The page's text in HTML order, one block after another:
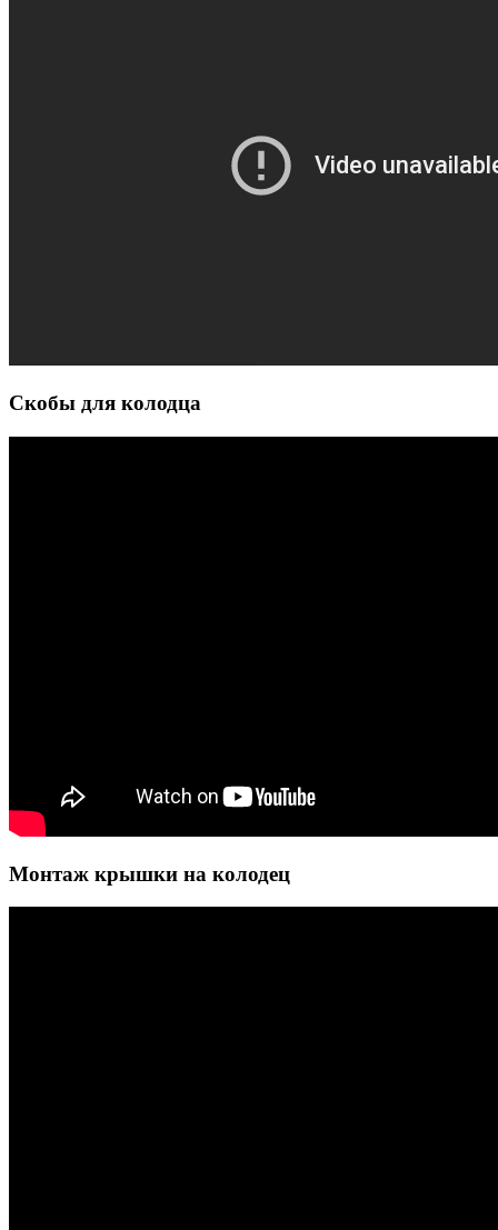
Скобы для колодца
Монтаж крышки на колодец